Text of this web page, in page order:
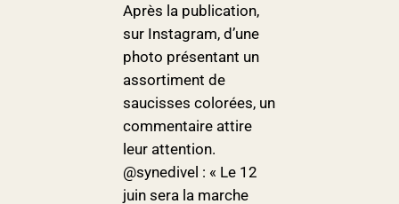
Après la publication,
sur Instagram, d’une
photo présentant un
assortiment de
saucisses colorées, un
commentaire attire
leur attention.
@synedivel : « Le 12
juin sera la marche